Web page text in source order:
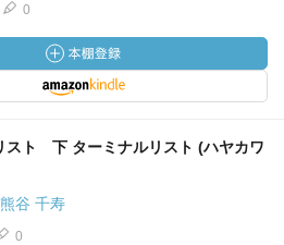
0
スト 下 ターミナルリスト (ハヤカワ
谷 千寿
0